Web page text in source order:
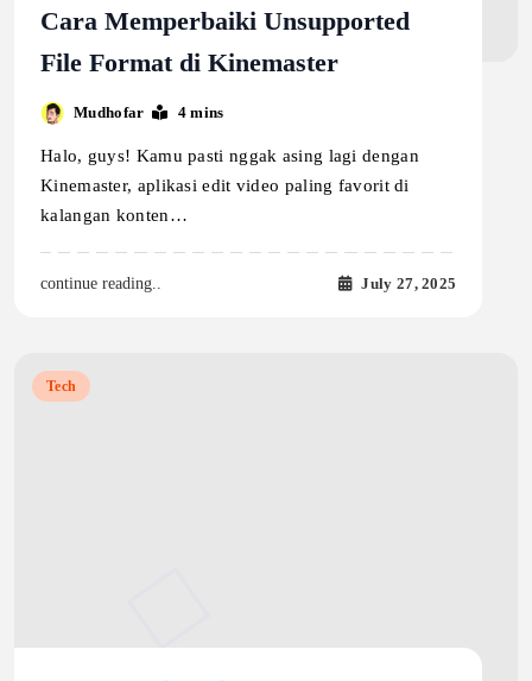
Cara Memperbaiki Unsupported
File Format di Kinemaster
Mudhofar 4 mins
Halo, guys! Kamu pasti nggak asing lagi dengan
Kinemaster, aplikasi edit video paling favorit di
kalangan konten…
continue reading.. July 27, 2025
Tech